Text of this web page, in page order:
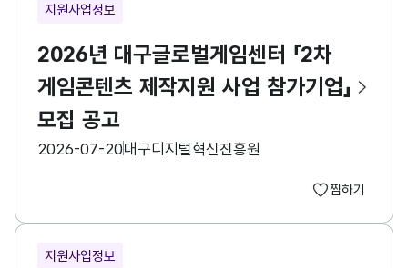
지원사업정보
2026년 대구글로벌게임센터 「2차
게임콘텐츠 제작지원 사업 참가기업」
모집 공고
등록일
2026-07-20수집기관대구디지털혁신진흥원
찜하기
지원사업정보